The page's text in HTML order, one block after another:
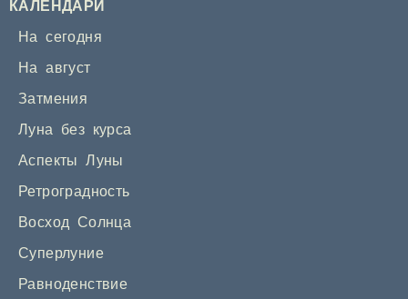
КАЛЕНДАРИ
На сегодня
На август
Затмения
Луна без курса
Аспекты Луны
Ретроградность
Восход Солнца
Суперлуние
Равноденствие